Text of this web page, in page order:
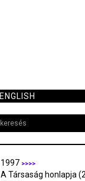
ENGLISH
1997 >>>>
A Társaság honlapja